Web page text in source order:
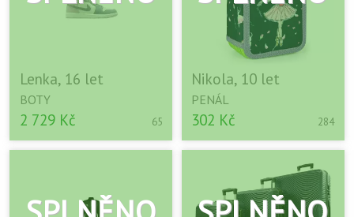
Lenka, 16 let
BOTY
2 729 Kč 65
Nikola, 10 let
PENÁL
302 Kč 284